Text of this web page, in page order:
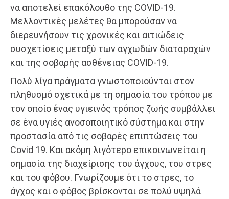
να αποτελεί επακόλουθο της COVID-19.
Μελλοντικές μελέτες θα μπορούσαν να
διερευνήσουν τις χρονικές και αιτιώδεις
συσχετίσεις μεταξύ των αγχωδών διαταραχών
και της σοβαρής ασθένειας COVID-19.
Πολύ λίγα πράγματα γνωστοποιούνται στον
πληθυσμό σχετικά με τη σημασία του τρόπου με
τον οποίο ένας υγιεινός τρόπος ζωής συμβάλλει
σε ένα υγιές ανοσοποιητικό σύστημα και στην
προστασία από τις σοβαρές επιπτώσεις του
Covid 19. Και ακόμη λιγότερο επικοινωνείται η
σημασία της διαχείρισης του άγχους, του στρες
και του φόβου. Γνωρίζουμε ότι το στρες, το
άγχος και ο φόβος βρίσκονται σε πολύ υψηλά